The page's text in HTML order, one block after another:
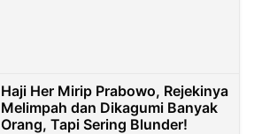
Haji Her Mirip Prabowo, Rejekinya
Melimpah dan Dikagumi Banyak
Orang, Tapi Sering Blunder!